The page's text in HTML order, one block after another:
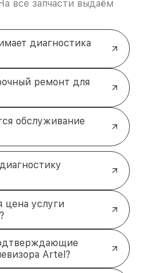
уже сегодня
заявку прямо сейчас,
Artel к жизни. Наш
течение 5 минут, чтобы
о времени. +7
площадь, 3, этаж 1
все запчасти выдаём
диагностика
ремонт для
обслуживание
услуги
Artel?